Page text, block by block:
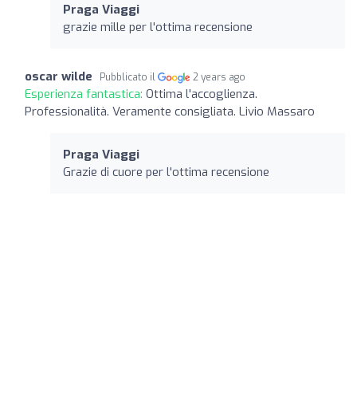
Praga Viaggi
grazie mille per l'ottima recensione
oscar wilde Pubblicato il 2 years ago
Esperienza fantastica: Ottima l'accoglienza.
Professionalità. Veramente consigliata. Livio Massaro
Praga Viaggi
Grazie di cuore per l'ottima recensione